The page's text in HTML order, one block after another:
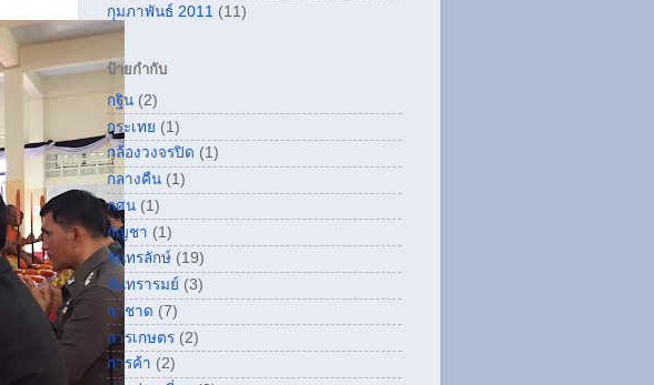
กุมภาพันธ์ 2011 (11)
ป้ายกำกับ
กฐิน (2)
กระเทย (1)
กล้องวงจรปิด (1)
กลางคืน (1)
กศน (1)
กัญชา (1)
กันทรลักษ์ (19)
กันทรารมย์ (3)
กาชาด (7)
การเกษตร (2)
การค้า (2)